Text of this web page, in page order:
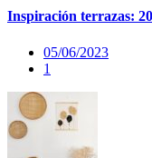
Inspiración terrazas:
05/06/2023
1